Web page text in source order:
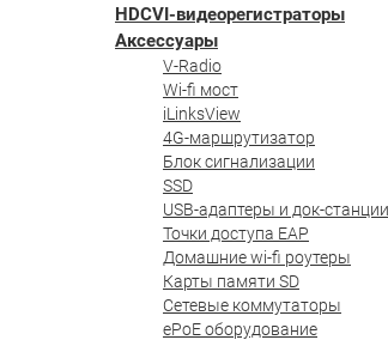
HDCVI-видеорегистраторы
Аксессуары
V-Radio
Wi-fi мост
iLinksView
4G-маршрутизатор
Блок сигнализации
SSD
USB-адаптеры и док-станции
Точки доступа EAP
Домашние wi-fi роутеры
Карты памяти SD
Сетевые коммутаторы
ePoE оборудование